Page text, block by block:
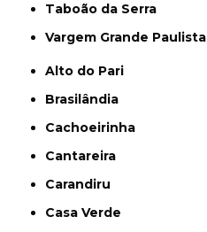
Taboão da Serra
Vargem Grande Paulista
Alto do Pari
Brasilândia
Cachoeirinha
Cantareira
Carandiru
Casa Verde